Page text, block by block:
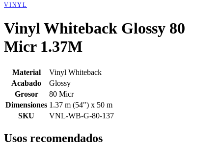
VINYL
Vinyl Whiteback Glossy 80
Micr 1.37M
Material
Vinyl Whiteback
Acabado
Glossy
Grosor
80 Micr
Dimensiones 1.37 m (54") x 50 m
SKU
VNL-WB-G-80-137
Usos recomendados